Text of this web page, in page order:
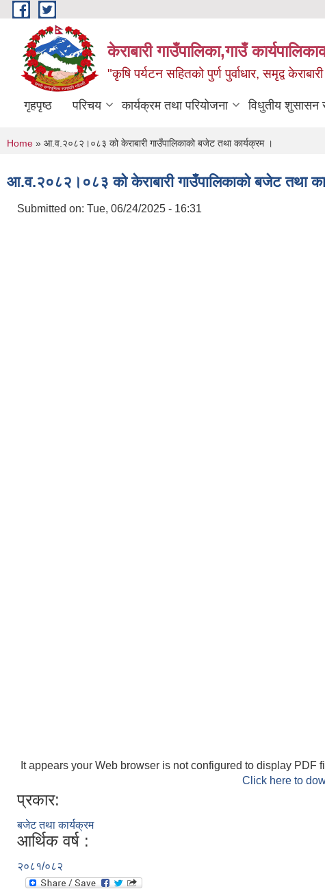
Skip to main content
केराबारी गाउँपालिका,गाउँ
"कृषि पर्यटन सहितको पुर्ण पुर्वाधार, समृद्व
गृहपृष्ठ परिचय कार्यक्रम तथा परियोजना विधुतीय शुसासन
You are here
Home » आ.व.२०८२।०८३ को केराबारी गाउँपालिकाको बजेट तथा कार्यक्रम ।
आ.व.२०८२।०८३ को केराबारी गाउँपालिकाको बजेट तथा
Submitted on: Tue, 06/24/2025 - 16:31
It appears your Web browser is not configured to display PDF
Click here to
प्रकार:
बजेट तथा कार्यक्रम
आर्थिक वर्ष :
२०८१/०८२